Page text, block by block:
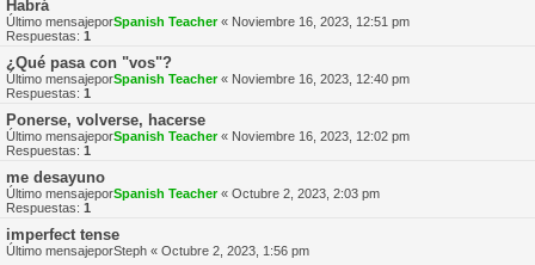
Habrá
Último mensajeporSpanish Teacher« Noviembre 16, 2023, 12:51 pm
Respuestas: 1
¿Qué pasa con "vos"?
Último mensajeporSpanish Teacher« Noviembre 16, 2023, 12:40 pm
Respuestas: 1
Ponerse, volverse, hacerse
Último mensajeporSpanish Teacher« Noviembre 16, 2023, 12:02 pm
Respuestas: 1
me desayuno
Último mensajeporSpanish Teacher« Octubre 2, 2023, 2:03 pm
Respuestas: 1
imperfect tense
Último mensajeporSteph « Octubre 2, 2023, 1:56 pm